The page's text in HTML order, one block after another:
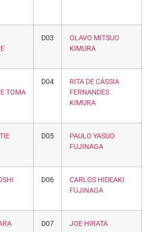
D03
OLAVO MITSUO
KIMURA
TOMA
D04
RITA DE CÁSSIA
FERNANDES
KIMURA
D05
PAULO YASUO
FUJINAGA
D06
CARLOS HIDEAKI
FUJINAGA
D07 JOE HIRATA